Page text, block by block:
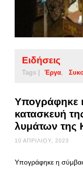
Ειδήσεις
Tags | Έργα
Υπογράφηκε
κατασκευή
λυμάτων της
10 ΑΠΡΙΛΊΟΥ, 2023
Υπογράφηκε η